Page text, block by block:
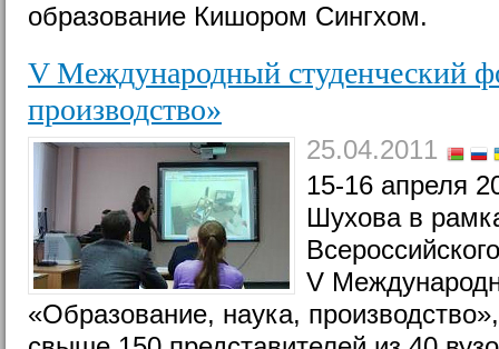
образование Кишором Сингхом.
V Международный студенческий
производство»
25.04.2011
15-16 апреля
Шухова в
V
«Образование, наука,